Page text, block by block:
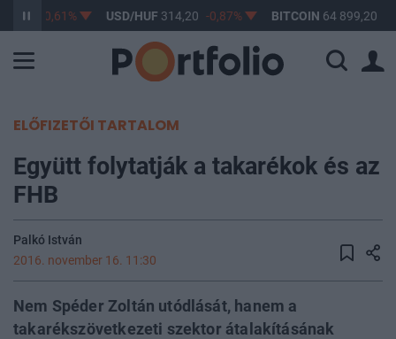
-0,61% USD/HUF314,20 -0,87% BITCOIN64 899,20
ELŐFIZETŐI TARTALOM
Együtt folytatják a takarékok és az
FHB
Palkó István
2016. november 16. 11:30
Nem Spéder Zoltán utódlását, hanem a
takarékszövetkezeti szektor átalakításának